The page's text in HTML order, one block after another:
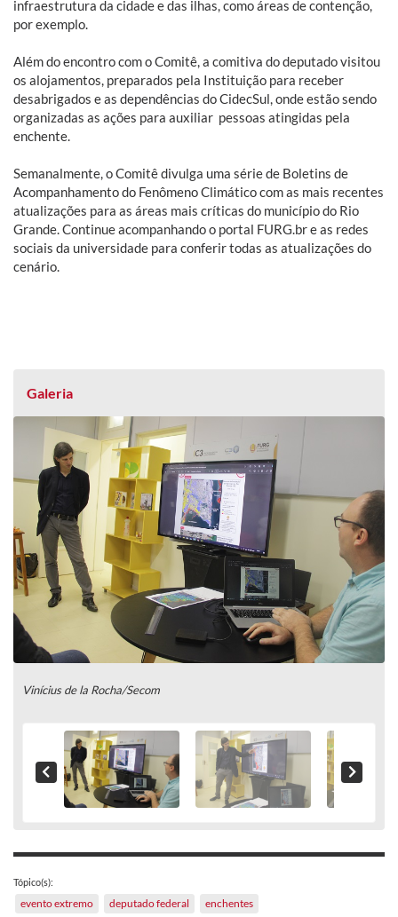
infraestrutura da cidade e das ilhas, como áreas de contenção,
por exemplo.
Além do encontro com o Comitê, a comitiva do deputado visitou
os alojamentos, preparados pela Instituição para receber
desabrigados e as dependências do CidecSul, onde estão sendo
organizadas as ações para auxiliar pessoas atingidas pela
enchente.
Semanalmente, o Comitê divulga uma série de Boletins de
Acompanhamento do Fenômeno Climático com as mais recentes
atualizações para as áreas mais críticas do município do Rio
Grande. Continue acompanhando o portal FURG.br e as redes
sociais da universidade para conferir todas as atualizações do
cenário.
Galeria
Vinícius de la Rocha/Secom
Tópico(s):
evento extremo deputado federal enchentes